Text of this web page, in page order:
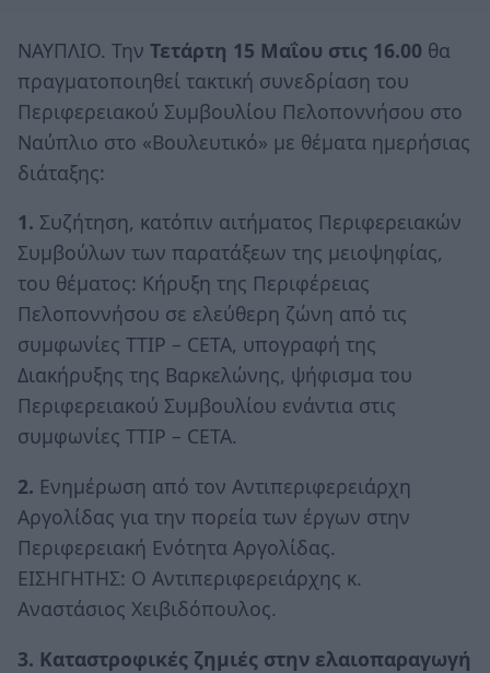
ΝΑΥΠΛΙΟ. Την Τετάρτη 15 Μαΐου στις 16.00 θα
πραγματοποιηθεί τακτική συνεδρίαση του
Περιφερειακού Συμβουλίου Πελοποννήσου στο
Ναύπλιο στο «Βουλευτικό» με θέματα ημερήσιας
διάταξης:
1. Συζήτηση, κατόπιν αιτήματος Περιφερειακών
Συμβούλων των παρατάξεων της μειοψηφίας,
του θέματος: Κήρυξη της Περιφέρειας
Πελοποννήσου σε ελεύθερη ζώνη από τις
συμφωνίες TTIP – CETA, υπογραφή της
Διακήρυξης της Βαρκελώνης, ψήφισμα του
Περιφερειακού Συμβουλίου ενάντια στις
συμφωνίες TTIP – CETA.
2. Ενημέρωση από τον Αντιπεριφερειάρχη
Αργολίδας για την πορεία των έργων στην
Περιφερειακή Ενότητα Αργολίδας.
ΕΙΣΗΓΗΤΗΣ: Ο Αντιπεριφερειάρχης κ.
Αναστάσιος Χειβιδόπουλος.
3. Καταστροφικές ζημιές στην ελαιοπαραγωγή